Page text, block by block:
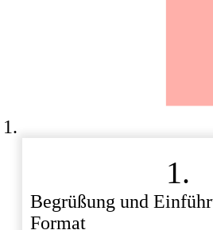
1.
Begrüßung und
Format